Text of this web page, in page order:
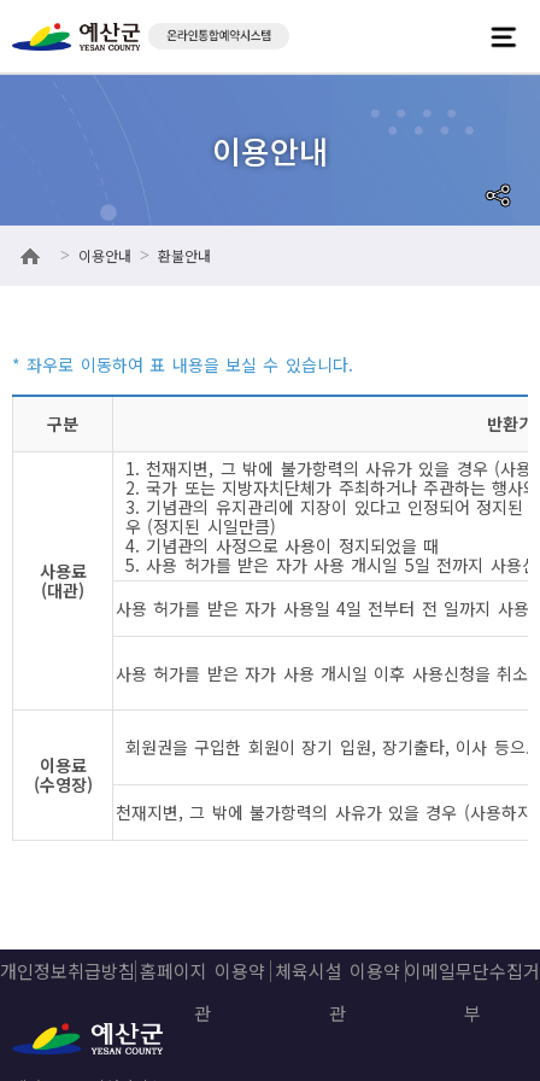
> 이용안내 > 환불안내
구분 반환기
사용료
(대관)
1. 천재지변, 그 밖에 불가항력의 사유가 있을 경우 (사용
2. 국가 또는 지방자치단체가 주최하거나 주관하는 행사
3. 기념관의 유지관리에 지장이 있다고 인정되어 정지
우 (정지된 시일만큼)
4. 기념관의 사정으로 사용이 정지되었을 때
5. 사용 허가를 받은 자가 사용 개시일 5일 전까지 사용
사용 허가를 받은 자가 사용일 4일 전부터 전 일까지 사용
사용 허가를 받은 자가 사용 개시일 이후 사용신청을 취소
이용료
(수영장)
회원권을 구입한 회원이 장기 입원, 장기출타, 이사 등으
천재지변, 그 밖에 불가항력의 사유가 있을 경우 (사용하지
개인정보취급방침 홈페이지 이용약
관
체육시설 이용약
관
이메일무단수집거
부